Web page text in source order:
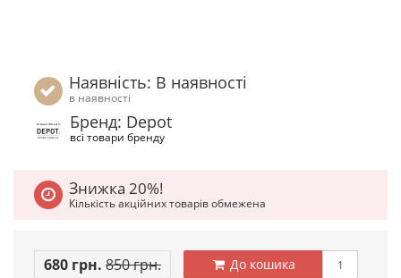
Наявність: В наявності
в наявності
Бренд: Depot
всі товари бренду
Знижка 20%!
Кількість акційних товарів обмежена
680 грн. 850 грн. До кошика